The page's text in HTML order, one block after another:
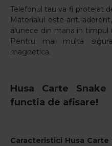
Telefonul tau va fi protejat
Materialul este anti-
alunece din mana in timpul
Pentru mai multa
magnetica.
Husa Carte
functia de afisare!
Caracteristici Husa